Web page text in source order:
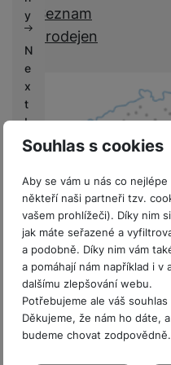
Souhlas s cookies
Aby se vám u nás co
někteří naši partneři tzv.
vašem prohlížeči). Díky nim
jak máte seřazené a
a podobně. Díky nim vám
a pomáhají nám například i v
dalšímu zlepšování webu.
Potřebujeme ale váš
Děkujeme, že nám ho dáte,
budeme chovat zodpovědně.
k
y
N
e
x
t
L
if
V
ý
k
u
p
y
G
a
Seznam
prodejen
8